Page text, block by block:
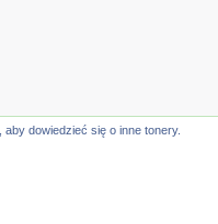
dowiedzieć się o inne tonery.